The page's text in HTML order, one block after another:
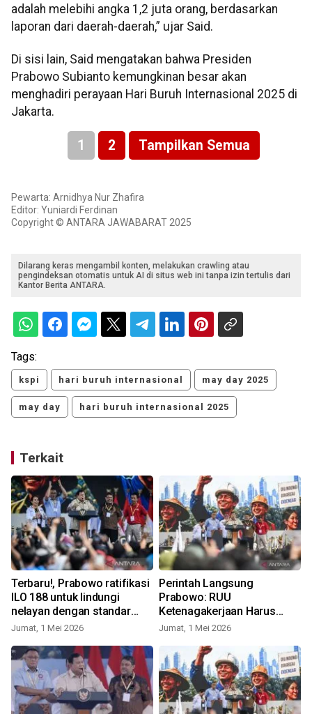
adalah melebihi angka 1,2 juta orang, berdasarkan
laporan dari daerah-daerah,” ujar Said.
Di sisi lain, Said mengatakan bahwa Presiden
Prabowo Subianto kemungkinan besar akan
menghadiri perayaan Hari Buruh Internasional 2025 di
Jakarta.
1 2 Tampilkan Semua
Pewarta: Arnidhya Nur Zhafira
Editor: Yuniardi Ferdinan
Copyright © ANTARA JAWABARAT 2025
Dilarang keras mengambil konten, melakukan crawling atau
pengindeksan otomatis untuk AI di situs web ini tanpa izin tertulis dari
Kantor Berita ANTARA.
Tags:
kspi hari buruh internasional may day 2025
may day hari buruh internasional 2025
Terkait
Terbaru!, Prabowo ratifikasi
ILO 188 untuk lindungi
nelayan dengan standar
internasional
Jumat, 1 Mei 2026
Perintah Langsung
Prabowo: RUU
Ketenagakerjaan Harus
Kelar Tahun Ini!
Jumat, 1 Mei 2026